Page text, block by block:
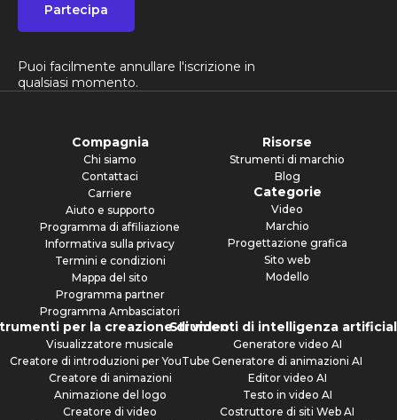
Partecipa
Puoi facilmente annullare l'iscrizione in
qualsiasi momento.
Compagnia
Chi siamo
Contattaci
Carriere
Aiuto e supporto
Programma di affiliazione
Informativa sulla privacy
Termini e condizioni
Mappa del sito
Programma partner
Programma Ambasciatori
Risorse
Strumenti di marchio
Blog
Categorie
Video
Marchio
Progettazione grafica
Sito web
Modello
per la creazione di video
Visualizzatore musicale
Creatore di introduzioni per YouTube
Creatore di animazioni
Animazione del logo
Creatore di video
Strumenti di intelligenza
Generatore video AI
Generatore di animazioni AI
Editor video AI
Testo in video AI
Costruttore di siti Web AI